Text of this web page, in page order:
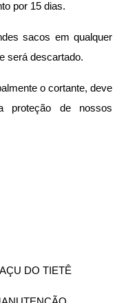
por 15 dias.
sacos em qualquer
será descartado.
o cortante, deve
proteção de nossos
DO TIETÊ